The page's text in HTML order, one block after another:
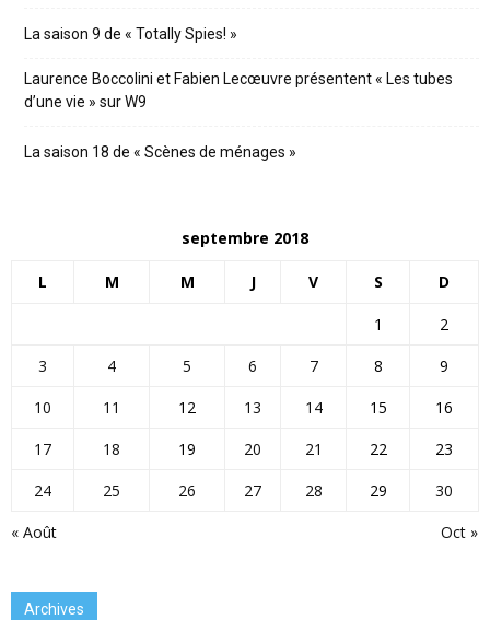
La saison 9 de « Totally Spies! »
Laurence Boccolini et Fabien Lecœuvre présentent « Les tubes
d’une vie » sur W9
La saison 18 de « Scènes de ménages »
septembre 2018
L M M J V S D
« Août Oct »
1
2
3
4 5 6 7 8
9
10
11 12 13 14 15
16
17
18 19 20 21 22
23
24
25 26 27 28 29 30
Archives